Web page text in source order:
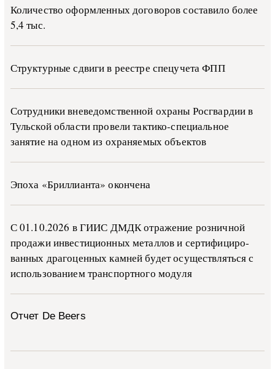
Количество оформленных договоров составило более
5,4 тыс.
Структурные сдвиги в реестре спецучета ФПП
Сотрудники вневедомственной охраны Росгвардии в
Тульской области провели тактико-специальное
занятие на одном из охраняемых объектов
Эпоха «Бриллианта» окончена
С 01.10.2026 в ГИИС ДМДК от­ра­же­ние роз­ни­ч­ной
про­да­жи ин­ве­сти­ци­он­ных ме­тал­лов и сер­ти­фи­ци­ро­
ван­ных дра­го­цен­ных ка­м­ней бу­дет осу­ще­ств­лять­ся с
ис­поль­зо­ва­ни­ем тран­с­пор­т­но­го мо­ду­ля
Отчет De Beers